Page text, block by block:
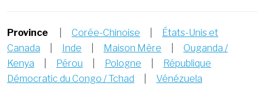
Province Corée-Chinoise
États-Unis et
Canada
Inde Maison Mère
Ouganda /
Kenya
Pérou Pologne
République
Démocratic du Congo / Tchad
Vénézuela